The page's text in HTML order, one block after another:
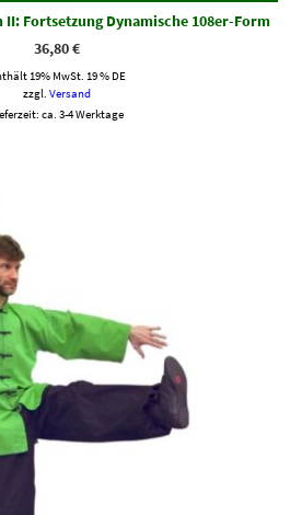
II: Fortsetzung Dynamische 108er-Form
36,80€
19% MwSt. 19 % DE
zzgl. Versand
ca. 3-4 Werktage